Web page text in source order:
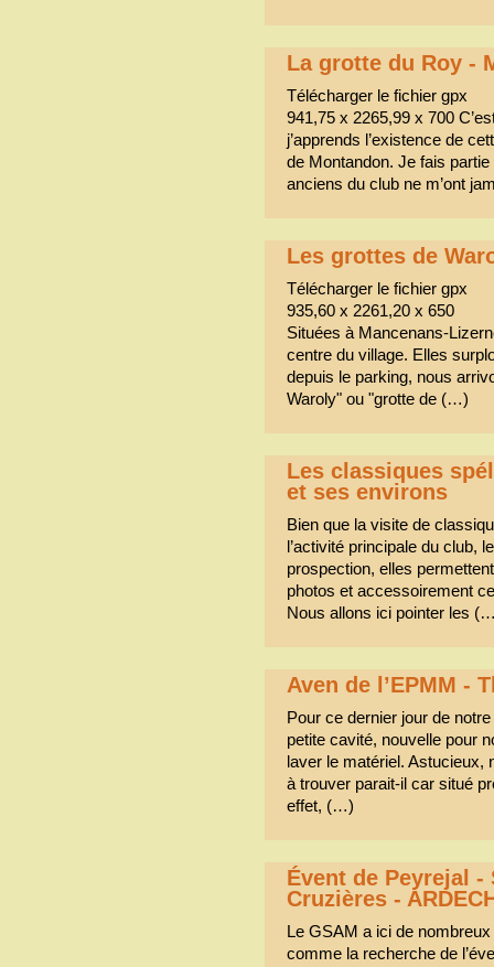
La grotte du Roy -
Télécharger le fichier gpx
941,75 x 2265,99 x 700
j’apprends l’existence de
de Montandon. Je fais
anciens du club ne m’ont
Les grottes de
Télécharger le fichier gpx
935,60 x 2261,20 x 650
Situées à Mancenans-
centre du village. Elles
depuis le parking, nous
Waroly" ou "grotte de (…)
Les classiques
et ses environs
Bien que la visite de
l’activité principale du club,
prospection, elles
photos et accessoirement
Nous allons ici pointer les
Aven de l’EPMM -
Pour ce dernier jour de
petite cavité, nouvelle pour
laver le matériel. Astucieux,
à trouver parait-il car situé
effet, (…)
Évent de Peyrejal -
Cruzières -
Le GSAM a ici de
comme la recherche de